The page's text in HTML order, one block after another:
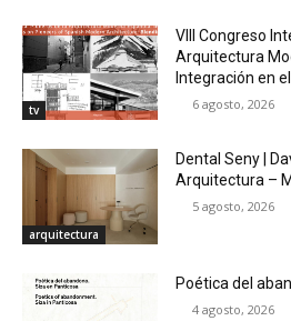
tv
VIII Congreso
Arquitectura
Integración en
6 agosto, 2026
arquitectura
Dental Seny |
Arquitectura –
5 agosto, 2026
Poética del
4 agosto, 2026